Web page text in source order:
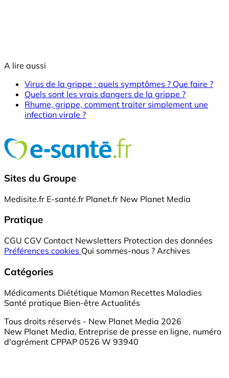
A lire aussi
Virus de la grippe : quels symptômes ? Que faire ?
Quels sont les vrais dangers de la grippe ?
Rhume, grippe, comment traiter simplement une
infection virale ?
Sites du Groupe
Medisite.fr E-santé.fr Planet.fr New Planet Media
Pratique
CGU CGV Contact Newsletters Protection des données
Préférences cookies Qui sommes-nous ? Archives
Catégories
Médicaments Diététique Maman Recettes Maladies
Santé pratique Bien-être Actualités
Tous droits réservés - New Planet Media 2026
New Planet Media, Entreprise de presse en ligne, numéro
d'agrément CPPAP 0526 W 93940